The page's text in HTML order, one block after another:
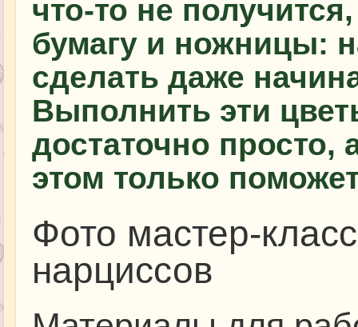
что-то не
бумагу и ножницы:
сделать даже
Выполнить эти
достаточно
этом только
Фото мастер-
нарциссов